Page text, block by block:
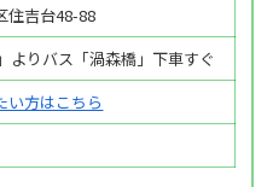
住吉台48-88
よりバス「渦森橋」下車すぐ
い方はこちら